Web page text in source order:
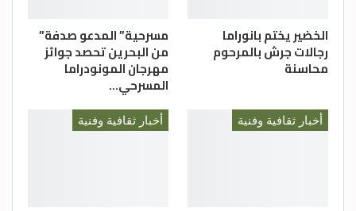
وأشارت أن المنتدى يهدف الى إثراء الساحة
الثقافية وخدمة المجتمع من خلال تبني
المواهب الأدبية الثقافية ودعمها، وتقديم
ورشات تدريبية وفقاً للحاجات المطلوبة .
: ريم رياض الكيالي
الخضير يختم بانوراما
رجالات جرش بالمرحوم
محاسنة
مسرحية” المدعو صدفة”
من البحرين تحصد جوائز
مهرجان المونودراما
المسرحي…
أخبار ثقافية وفنية أخبار ثقافية وفنية